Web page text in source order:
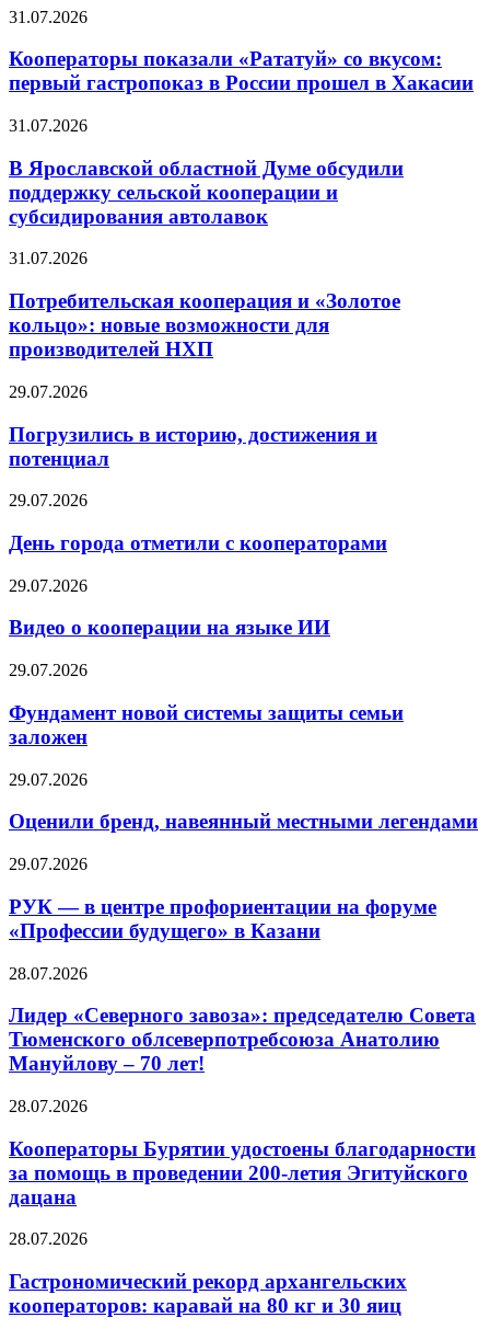
31.07.2026
Кооператоры показали «Рататуй» со вкусом:
первый гастропоказ в России прошел в Хакасии
31.07.2026
В Ярославской областной Думе обсудили
поддержку сельской кооперации и
субсидирования автолавок
31.07.2026
Потребительская кооперация и «Золотое
кольцо»: новые возможности для
производителей НХП
29.07.2026
Погрузились в историю, достижения и
потенциал
29.07.2026
День города отметили с кооператорами
29.07.2026
Видео о кооперации на языке ИИ
29.07.2026
Фундамент новой системы защиты семьи
заложен
29.07.2026
Оценили бренд, навеянный местными легендами
29.07.2026
РУК — в центре профориентации на форуме
«Профессии будущего» в Казани
28.07.2026
Лидер «Северного завоза»: председателю Совета
Тюменского облсеверпотребсоюза Анатолию
Мануйлову – 70 лет!
28.07.2026
Кооператоры Бурятии удостоены благодарности
за помощь в проведении 200-летия Эгитуйского
дацана
28.07.2026
Гастрономический рекорд архангельских
кооператоров: каравай на 80 кг и 30 яиц